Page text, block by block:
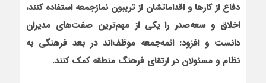
دفاع از کارها و اقدامات‏شان از تریبون نمازجمعه استفاده کنند،
اخلاق و سعه‌صدر را یکی از مهم‌ترین صفت‌های مدیران
دانست و افزود: ائمه‌جمعه موظف‌اند در بعد فرهنگی به
نظام و مسئولان در ارتقای فرهنگ منطقه کمک کنند.